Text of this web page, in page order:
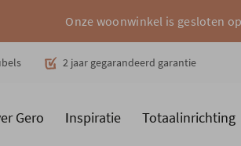
Onze woonwinkel is gesloten
2 jaar gegarandeerd garantie
Gero Inspiratie Totaalinrichting
Woonstijlen Ruimtes Merken